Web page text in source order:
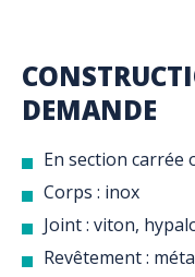
DEMANDE
En section carrée
Corps : inox
Joint : viton,
Revêtement :